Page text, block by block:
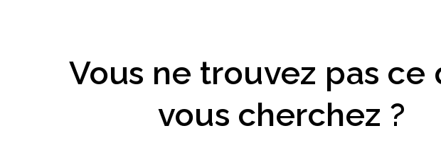
Vous ne trouvez pas ce
vous cherchez ?